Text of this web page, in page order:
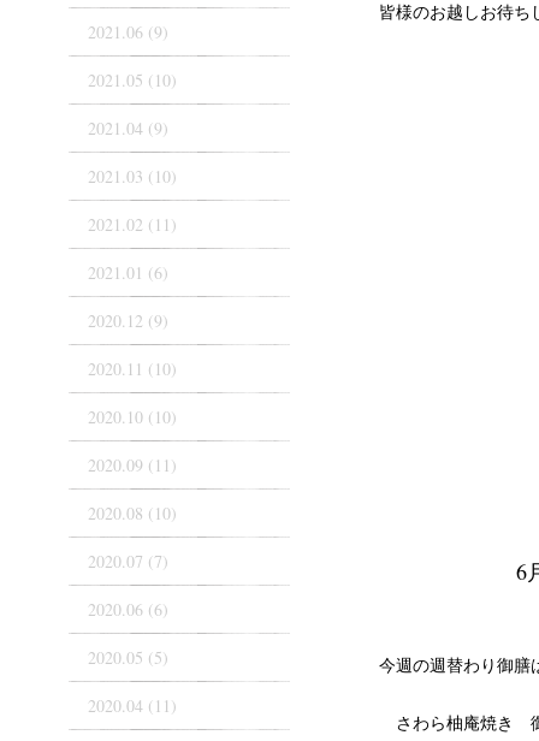
皆様のお越しお待ち
6
今週の週替わり御膳
さわら柚庵焼き
2021.06 (9)
2021.05 (10)
2021.04 (9)
2021.03 (10)
2021.02 (11)
2021.01 (6)
2020.12 (9)
2020.11 (10)
2020.10 (10)
2020.09 (11)
2020.08 (10)
2020.07 (7)
2020.06 (6)
2020.05 (5)
2020.04 (11)